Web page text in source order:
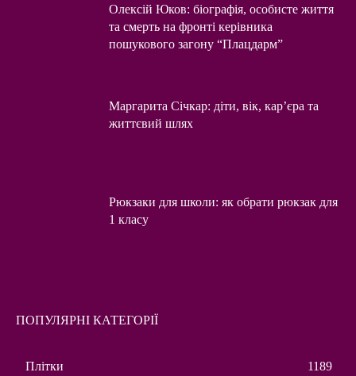
Олексій Юков: біографія, особисте життя
та смерть на фронті керівника
пошукового загону “Плацдарм”
Маргарита Січкар: діти, вік, кар’єра та
життєвий шлях
Рюкзаки для школи: як обрати рюкзак для
1 класу
ПОПУЛЯРНІ КАТЕГОРІЇ
Плітки 1189